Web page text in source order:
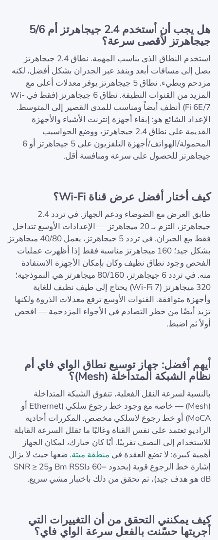
هل يجب أن أستخدم 2.4 جيجاهرتز أم 5/6
جيجاهرتز لأقصى سرعة؟
استخدم النطاق الذي يناسب المهمة. نطاق 2.4 جيجاهرتز
يصل إلى مسافات أبعد وينفذ عبر الجدران بشكل أفضل، لكنه
مزدحم وبطيء. نطاق 5 جيجاهرتز يوفر معدلات أعلى مع
المزيد من القنوات النظيفة. نطاق 6 جيجاهرتز (فقط في Wi-
Fi 6E/7) أنظف أيضاً ومناسب للمدى القصير إلى المتوسط.
الإعداد الشائع هو: إبقاء أجهزة إنترنت الأشياء والأجهزة
القديمة على نطاق 2.4 جيجاهرتز، ووضع الحواسيب
المحمولة/الهواتف/أجهزة التلفزيون على 5 جيجاهرتز أو 6
جيجاهرتز للحصول على سرعة ومنافسة أقل.
كيف أختار أفضل عرض قناة Wi-Fi؟
طابق العرض مع الضوضاء ودعم الجهاز. في تردد 2.4
جيجاهرتز، التزم بـ 20 ميجاهرتز — الإعدادات الأوسع تتداخل
فقط مع الجيران. في تردد 5 جيجاهرتز، يعمل 40/80 ميجاهرتز
بشكل جيد؛ 160 ميجاهرتز مناسبة فقط إذا أظهرت عمليات
الفحص وجود نطاق نظيف وكان بإمكان الأجهزة الاستفادة
منه. في تردد 6 جيجاهرتز، 80/160 ميجاهرتز هي النموذجية؛
320 ميجاهرتز (Wi-Fi 7) يحتاج إلى طيف نظيف للغاية
وأجهزة متوافقة. القنوات الأوسع ترفع معدلات الذروة ولكنها
تزيد أيضًا من خطر التصادم في الأجواء المزدحمة — افحص
أولاً ثم اضبط.
أيهم أفضل: جهاز توسيع نطاق الواي فاي أم
نظام الشبكة المتداخلة (Mesh)؟
بالنسبة لسرعة النقل الفعلية، تتفوق الشبكة المتداخلة
(Mesh) — خاصة مع وجود خط رجوع سلكي (Ethernet أو
MoCA) أو خط رجوع لاسلكي مخصص. المكررات أحادية
الراديو تعتمد على نفس القناة وغالبًا ما تقلل السرعة القابلة
للاستخدام إلى النصف تقريبًا. أيًا كان خيارك، لمكان الجهاز
أهمية كبيرة: لا تضع العقدة في منطقة ميتة. ضعها حيث لا يزال
إشارة خط الرجوع قوية (بحدود −60 دBm RSSI وSNR ≥ 25
dB هو هدف جيد)، ثم تحقق من ذلك باختبار مشي سريع.
كيف يمكنني التحقق من أن التغييرات التي
أجريتها حسّنت بالفعل سرعة الواي فاي؟